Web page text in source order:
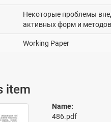
Некоторые проблемы
активных форм и
Working Paper
item
Name:
486.pdf